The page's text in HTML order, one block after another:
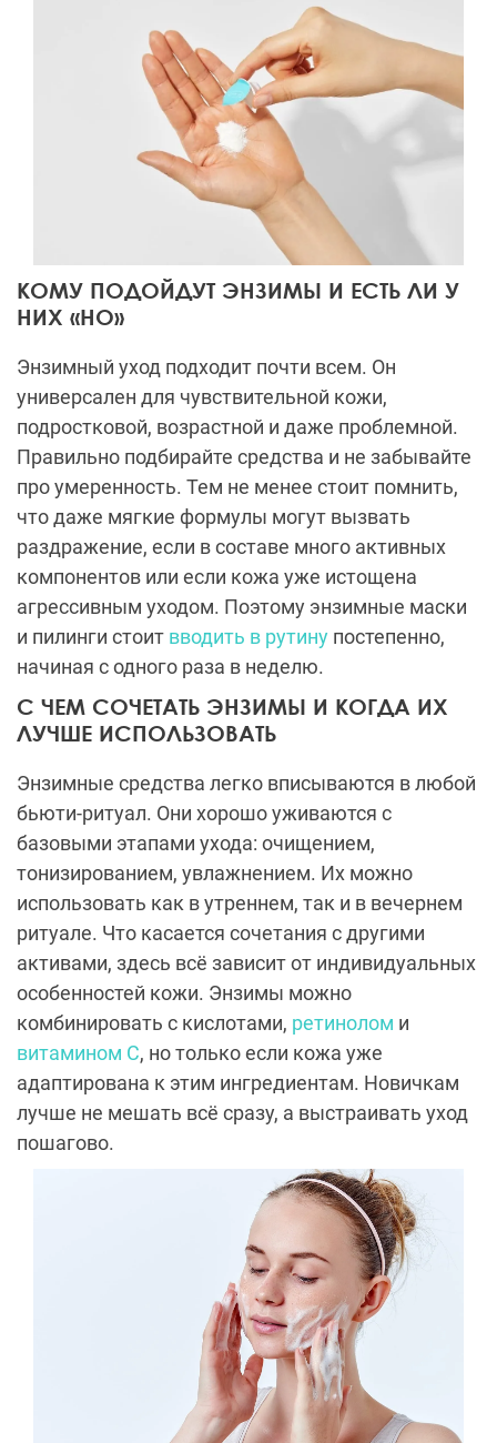
КОМУ ПОДОЙДУТ ЭНЗИМЫ И ЕСТЬ ЛИ У
НИХ «НО»
Энзимный уход подходит почти всем. Он
универсален для чувствительной кожи,
подростковой, возрастной и даже проблемной.
Правильно подбирайте средства и не забывайте
про умеренность. Тем не менее стоит помнить,
что даже мягкие формулы могут вызвать
раздражение, если в составе много активных
компонентов или если кожа уже истощена
агрессивным уходом. Поэтому энзимные маски
и пилинги стоит вводить в рутину постепенно,
начиная с одного раза в неделю.
С ЧЕМ СОЧЕТАТЬ ЭНЗИМЫ И КОГДА ИХ
ЛУЧШЕ ИСПОЛЬЗОВАТЬ
Энзимные средства легко вписываются в любой
бьюти-ритуал. Они хорошо уживаются с
базовыми этапами ухода: очищением,
тонизированием, увлажнением. Их можно
использовать как в утреннем, так и в вечернем
ритуале. Что касается сочетания с другими
активами, здесь всё зависит от индивидуальных
особенностей кожи. Энзимы можно
комбинировать с кислотами, ретинолом и
витамином C, но только если кожа уже
адаптирована к этим ингредиентам. Новичкам
лучше не мешать всё сразу, а выстраивать уход
пошагово.